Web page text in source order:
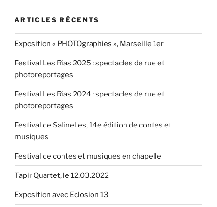
ARTICLES RÉCENTS
Exposition « PHOTOgraphies », Marseille 1er
Festival Les Rias 2025 : spectacles de rue et
photoreportages
Festival Les Rias 2024 : spectacles de rue et
photoreportages
Festival de Salinelles, 14e édition de contes et
musiques
Festival de contes et musiques en chapelle
Tapir Quartet, le 12.03.2022
Exposition avec Eclosion 13